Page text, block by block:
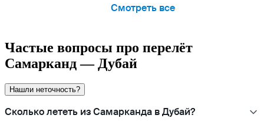
Смотреть все
Частые вопросы про перелёт
Самарканд — Дубай
Нашли неточность?
Сколько лететь из Самарканда в Дубай?